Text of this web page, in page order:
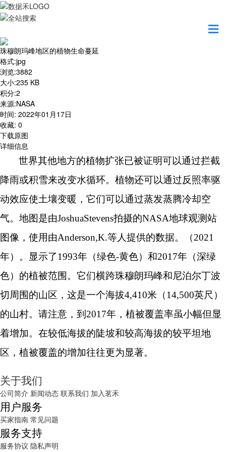
珠穆朗玛峰地区的植物生命蔓延
格式:jpg
浏览:3882
大小:235 KB
积分:2
来源:NASA
时间: 2022年01月17日
收藏: 0
下载原图
详细信息
世界其他地方的植物扩张已被证明可以通过拦截
降雨或积雪来改变水循环。植物还可以通过反照率驱
动效应使土壤变暖，它们可以通过蒸发蒸腾冷却空
气。地图是由JoshuaStevens拍摄的NASA地球观测站
图像，使用由Anderson,K.等人提供的数据。（2021
年）。显示了1993年（绿色-黄色）和2017年（深绿
色）的植被范围。它们横跨珠穆朗玛峰和尼泊尔丁波
切周围的山区，这是一个海拔4,410米（14,500英尺）
的山村。请注意，到2017年，植被覆盖率虽小幅但显
着增加。在较低海拔的陡坡和较高海拔的较平坦地
区，植被覆盖的增加往往更为显著。
关于我们
公司简介 新闻动态 联系我们 加入茗禾
用户服务
买家指南 常见问题
服务支持
服务协议 隐私声明